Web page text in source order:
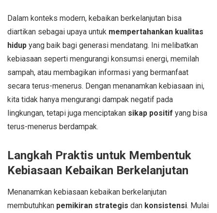
Dalam konteks modern, kebaikan berkelanjutan bisa
diartikan sebagai upaya untuk mempertahankan kualitas
hidup yang baik bagi generasi mendatang. Ini melibatkan
kebiasaan seperti mengurangi konsumsi energi, memilah
sampah, atau membagikan informasi yang bermanfaat
secara terus-menerus. Dengan menanamkan kebiasaan ini,
kita tidak hanya mengurangi dampak negatif pada
lingkungan, tetapi juga menciptakan sikap positif yang bisa
terus-menerus berdampak.
Langkah Praktis untuk Membentuk
Kebiasaan Kebaikan Berkelanjutan
Menanamkan kebiasaan kebaikan berkelanjutan
membutuhkan pemikiran strategis dan konsistensi. Mulai